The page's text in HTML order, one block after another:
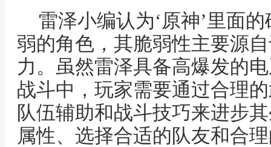
雷泽小编认为‘原神’里面
弱的角色，其脆弱性主要源
力。虽然雷泽具备高爆发的
战斗中，玩家需要通过合理
队伍辅助和战斗技巧来进步
属性、选择合适的队友和合